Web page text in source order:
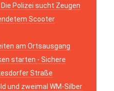
Polizei sucht Zeugen
Scooter
am Ortsausgang
starten - Sichere
Straße
und zweimal WM-Silber